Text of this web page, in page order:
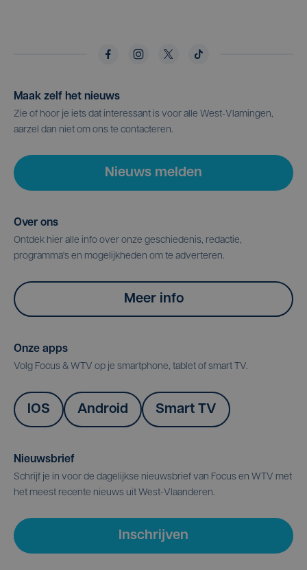
Maak zelf het nieuws
Zie of hoor je iets dat interessant is voor alle West-Vlamingen,
aarzel dan niet om ons te contacteren.
Nieuws melden
Over ons
Ontdek hier alle info over onze geschiedenis, redactie,
programma's en mogelijkheden om te adverteren.
Meer info
Onze apps
Volg Focus & WTV op je smartphone, tablet of smart TV.
IOS Android Smart TV
Nieuwsbrief
Schrijf je in voor de dagelijkse nieuwsbrief van Focus en WTV met
het meest recente nieuws uit West-Vlaanderen.
Inschrijven